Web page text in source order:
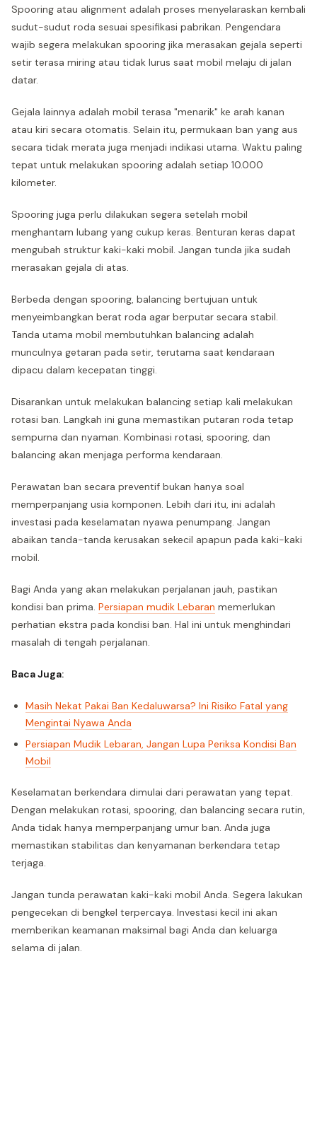
Spooring atau alignment adalah proses menyelaraskan kembali
sudut-sudut roda sesuai spesifikasi pabrikan. Pengendara
wajib segera melakukan spooring jika merasakan gejala seperti
setir terasa miring atau tidak lurus saat mobil melaju di jalan
datar.
Gejala lainnya adalah mobil terasa "menarik" ke arah kanan
atau kiri secara otomatis. Selain itu, permukaan ban yang aus
secara tidak merata juga menjadi indikasi utama. Waktu paling
tepat untuk melakukan spooring adalah setiap 10.000
kilometer.
Spooring juga perlu dilakukan segera setelah mobil
menghantam lubang yang cukup keras. Benturan keras dapat
mengubah struktur kaki-kaki mobil. Jangan tunda jika sudah
merasakan gejala di atas.
Berbeda dengan spooring, balancing bertujuan untuk
menyeimbangkan berat roda agar berputar secara stabil.
Tanda utama mobil membutuhkan balancing adalah
munculnya getaran pada setir, terutama saat kendaraan
dipacu dalam kecepatan tinggi.
Disarankan untuk melakukan balancing setiap kali melakukan
rotasi ban. Langkah ini guna memastikan putaran roda tetap
sempurna dan nyaman. Kombinasi rotasi, spooring, dan
balancing akan menjaga performa kendaraan.
Perawatan ban secara preventif bukan hanya soal
memperpanjang usia komponen. Lebih dari itu, ini adalah
investasi pada keselamatan nyawa penumpang. Jangan
abaikan tanda-tanda kerusakan sekecil apapun pada kaki-kaki
mobil.
Bagi Anda yang akan melakukan perjalanan jauh, pastikan
kondisi ban prima. Persiapan mudik Lebaran memerlukan
perhatian ekstra pada kondisi ban. Hal ini untuk menghindari
masalah di tengah perjalanan.
Baca Juga:
Masih Nekat Pakai Ban Kedaluwarsa? Ini Risiko Fatal yang
Mengintai Nyawa Anda
Persiapan Mudik Lebaran, Jangan Lupa Periksa Kondisi Ban
Mobil
Keselamatan berkendara dimulai dari perawatan yang tepat.
Dengan melakukan rotasi, spooring, dan balancing secara rutin,
Anda tidak hanya memperpanjang umur ban. Anda juga
memastikan stabilitas dan kenyamanan berkendara tetap
terjaga.
Jangan tunda perawatan kaki-kaki mobil Anda. Segera lakukan
pengecekan di bengkel terpercaya. Investasi kecil ini akan
memberikan keamanan maksimal bagi Anda dan keluarga
selama di jalan.